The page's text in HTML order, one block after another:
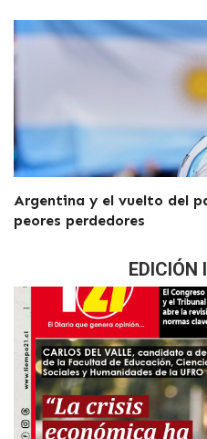
Argentina y el vuelto del
peores perdedores
EDICIÓN